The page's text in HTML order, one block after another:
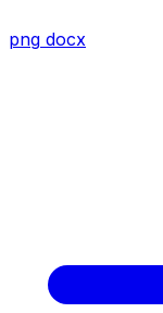
png docx